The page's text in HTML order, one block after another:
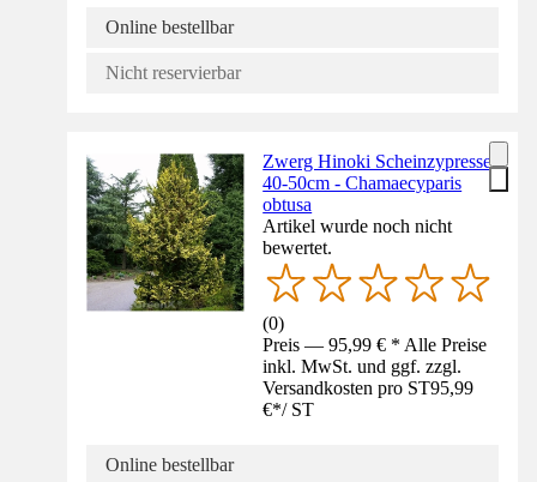
Online bestellbar
Nicht reservierbar
Zwerg Hinoki Scheinzypresse
40-50cm - Chamaecyparis
obtusa
Artikel wurde noch nicht
bewertet.
(0)
Preis — 95,99 € * Alle Preise
inkl. MwSt. und ggf. zzgl.
Versandkosten pro ST95,99
€*/ ST
Online bestellbar